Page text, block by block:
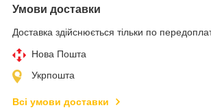
Умови доставки
Доставка здійснюється тільки по
Нова Пошта
Укрпошта
Всі умови доставки